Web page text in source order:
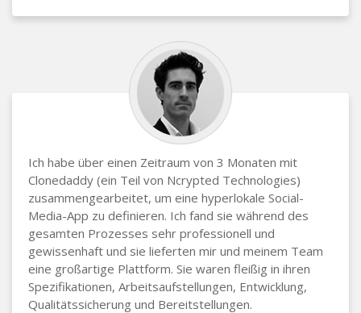
Ich habe über einen Zeitraum von 3 Monaten mit
Clonedaddy (ein Teil von Ncrypted Technologies)
zusammengearbeitet, um eine hyperlokale Social-
Media-App zu definieren. Ich fand sie während des
gesamten Prozesses sehr professionell und
gewissenhaft und sie lieferten mir und meinem Team
eine großartige Plattform. Sie waren fleißig in ihren
Spezifikationen, Arbeitsaufstellungen, Entwicklung,
Qualitätssicherung und Bereitstellungen.